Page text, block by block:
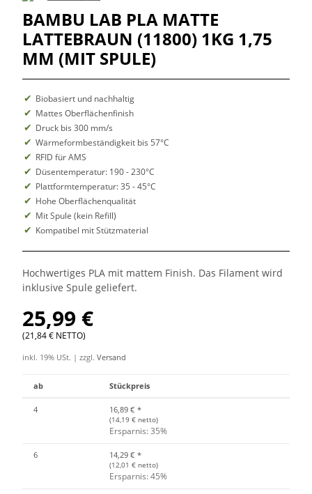
BAMBU LAB PLA MATTE
LATTEBRAUN (11800) 1KG 1,75
MM (MIT SPULE)
Biobasiert und nachhaltig
Mattes Oberflächenfinish
Druck bis 300 mm/s
Wärmeformbeständigkeit bis 57°C
RFID für AMS
Düsentemperatur: 190 - 230°C
Plattformtemperatur: 35 - 45°C
Hohe Oberflächenqualität
Mit Spule (kein Refill)
Kompatibel mit Stützmaterial
Hochwertiges PLA mit mattem Finish. Das Filament wird
inklusive Spule geliefert.
25,99 €
(21,84 € NETTO)
inkl. 19% USt. | zzgl. Versand
ab Stückpreis
4 16,89 € *
(14,19 € netto)
Ersparnis: 35%
6 14,29 € *
(12,01 € netto)
Ersparnis: 45%